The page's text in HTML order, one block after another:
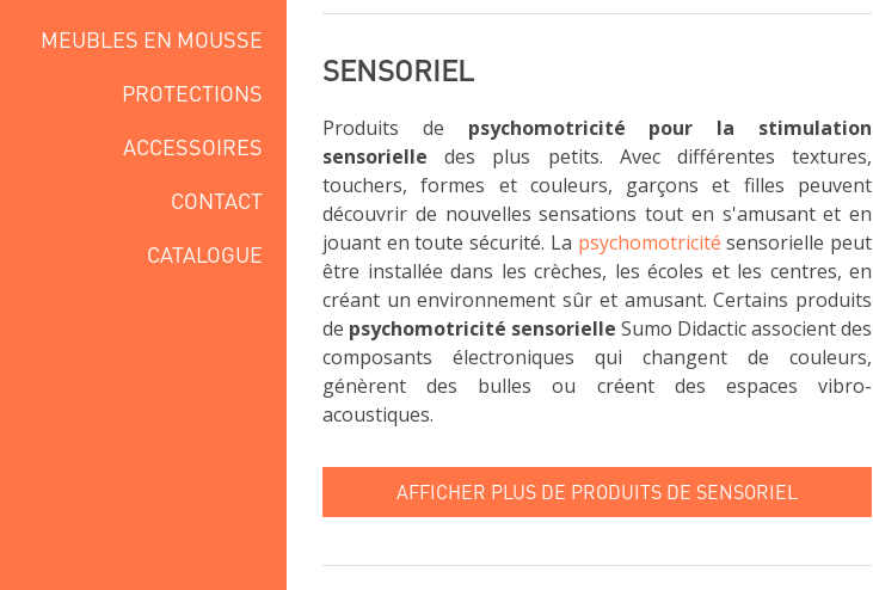
MEUBLES EN MOUSSE
PROTECTIONS
ACCESSOIRES
CONTACT
CATALOGUE
SENSORIEL
Produits de psychomotricité pour la stimulation
sensorielle des plus petits. Avec différentes textures,
touchers, formes et couleurs, garçons et filles peuvent
découvrir de nouvelles sensations tout en s'amusant et en
jouant en toute sécurité. La psychomotricité sensorielle peut
être installée dans les crèches, les écoles et les centres, en
créant un environnement sûr et amusant. Certains produits
de psychomotricité sensorielle Sumo Didactic associent des
composants électroniques qui changent de couleurs,
génèrent des bulles ou créent des espaces vibro-
acoustiques.
AFFICHER PLUS DE PRODUITS DE SENSORIEL